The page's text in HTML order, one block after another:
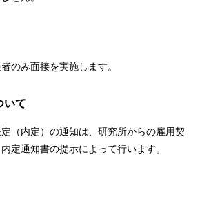
のみ面接を実施します。
いて
（内定）の通知は、研究所からの雇用契
定通知書の提示によって行います。